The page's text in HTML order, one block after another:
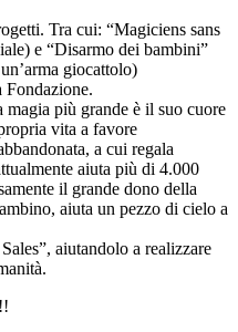
Tra cui: “Magiciens sans
e “Disarmo dei bambini”
giocattolo)
Fondazione.
più grande è il suo cuore
vita a favore
a cui regala
aiuta più di 4.000
il grande dono della
aiuta un pezzo di cielo a
aiutandolo a realizzare